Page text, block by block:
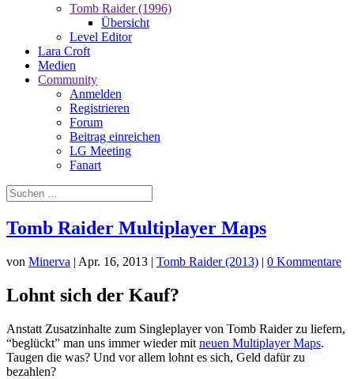
Tomb Raider (1996)
Übersicht
Level Editor
Lara Croft
Medien
Community
Anmelden
Registrieren
Forum
Beitrag einreichen
LG Meeting
Fanart
Tomb Raider Multiplayer Maps
von Minerva | Apr. 16, 2013 | Tomb Raider (2013) | 0 Kommentare
Lohnt sich der Kauf?
Anstatt Zusatzinhalte zum Singleplayer von Tomb Raider zu liefern,
“beglückt” man uns immer wieder mit neuen Multiplayer Maps.
Taugen die was? Und vor allem lohnt es sich, Geld dafür zu
bezahlen?